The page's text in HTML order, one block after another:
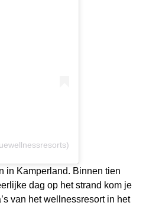
in Kamperland. Binnen tien
dag op het strand kom je
van het wellnessresort in het